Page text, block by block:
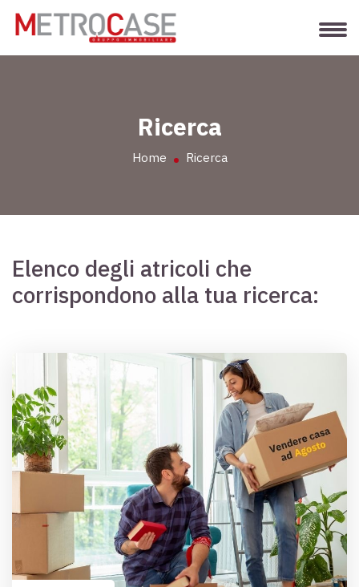
Ricerca
Home Ricerca
Elenco degli atricoli che
corrispondono alla tua ricerca: